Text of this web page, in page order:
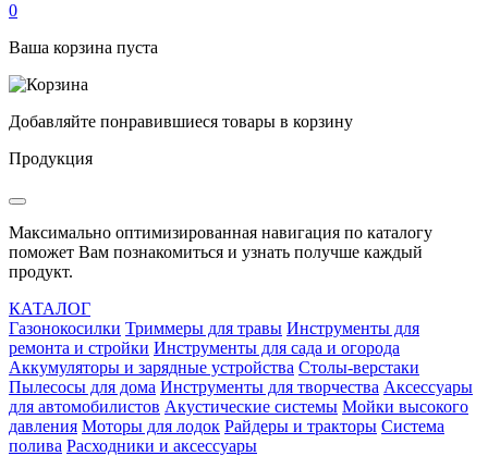
0
Ваша корзина пуста
Добавляйте понравившиеся товары в корзину
Продукция
Максимально оптимизированная навигация по каталогу
поможет Вам познакомиться и узнать получше каждый
продукт.
КАТАЛОГ
Газонокосилки Триммеры для травы Инструменты для
ремонта и стройки Инструменты для сада и огорода
Аккумуляторы и зарядные устройства Столы-верстаки
Пылесосы для дома Инструменты для творчества Аксессуары
для автомобилистов Акустические системы Мойки высокого
давления Моторы для лодок Райдеры и тракторы Система
полива Расходники и аксессуары